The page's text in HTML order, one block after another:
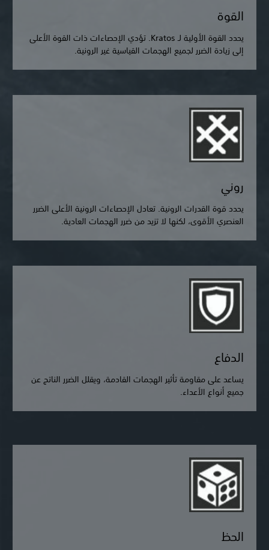
القوة
يحدد القوة الأولية لـ Kratos. تؤدي الإحصاءات ذات القوة الأعلى
إلى زيادة الضرر لجميع الهجمات القياسية غير الرونية.
روني
يحدد قوة القدرات الرونية. تعادل الإحصاءات الرونية الأعلى الضرر
العنصري الأقوى، لكنها لا تزيد من ضرر الهجمات العادية.
الدفاع
يساعد على مقاومة تأثير الهجمات القادمة، ويقلل الضرر الناتج عن
جميع أنواع الأعداء.
الحظ